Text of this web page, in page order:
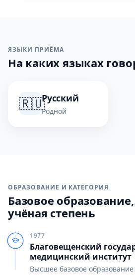
ЯЗЫКИ ПРИЁМА
На каких языках
🇷🇺Русский
Родной
ОБРАЗОВАНИЕ И КАТЕГОРИЯ
Базовое
учёная степень
1977
Благовещенский
медицинский институт
Высшее базовое образование